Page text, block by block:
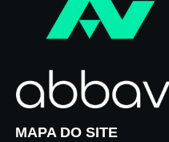
MAPA DO SITE